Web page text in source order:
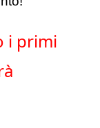
i primi